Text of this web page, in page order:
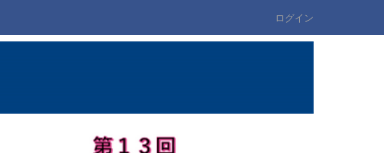
ログイン